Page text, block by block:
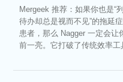
Mergeek 推荐：如果你也是“
待办却总是视而不见”的拖延
患者，那么 Nagger 一定会让
前一亮。它打破了传统效率工